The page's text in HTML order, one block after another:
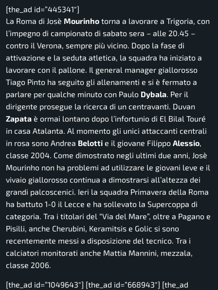
[the_ad id=”445341″]
La Roma di Josè Mourinho torna a lavorare a Trigoria, con
l’impegno di campionato di sabato sera – alle 20.45 –
contro il Verona, sempre più vicino. Dopo la fase di
attivazione e la seduta atletica, la squadra ha iniziato a
lavorare con il pallone. Il general manager giallorosso
Tiago Pinto ha seguito gli allenamenti e si è fermato a
parlare per qualche minuto con Paulo Dybala. Per il
dirigente prosegue la ricerca di un centravanti. Duvan
Zapata è ormai lontano dopo l’infortunio di El Bilal Touré
in casa Atalanta. Al momento gli unici attaccanti centrali
in rosa sono Andrea Belotti e il giovane Filippo Alessio,
classe 2004. Come dimostrato negli ultimi due anni, Josè
Mourinho non ha problemi ad utilizzare le giovani leve e il
vivaio giallorosso continua a dimostrarsi all’altezza dei
grandi palcoscenici. Ieri la squadra Primavera della Roma
ha battuto 1-0 il Lecce e ha sollevato la Supercoppa di
categoria. Tra i titolari del “Via del Mare”, oltre a Pagano e
Pisilli, anche Cherubini, Keramitsis e Golic si sono
recentemente messi a disposizione del tecnico. Tra i
calciatori monitorati anche Mattia Mannini, mezzala,
classe 2006.
[the_ad id=”1049643″] [the_ad id=”668943″] [the_ad